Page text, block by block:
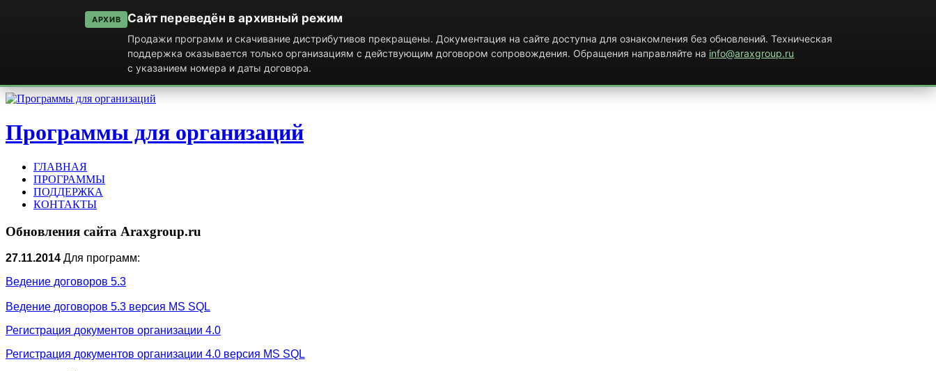
АРХИВ Сайт переведён в архивный режим
Продажи программ и скачивание дистрибутивов прекращены. Документация на сайте доступна для ознакомления без обновлений. Техническая
поддержка оказывается только организациям с действующим договором сопровождения. Обращения направляйте на info@araxgroup.ru
с указанием номера и даты договора.
Программы для организаций
ГЛАВНАЯ
ПРОГРАММЫ
ПОДДЕРЖКА
КОНТАКТЫ
Обновления сайта Araxgroup.ru
27.11.2014 Для программ:
Ведение договоров 5.3
Ведение договоров 5.3 версия MS SQL
Регистрация документов организации 4.0
Регистрация документов организации 4.0 версия MS SQL